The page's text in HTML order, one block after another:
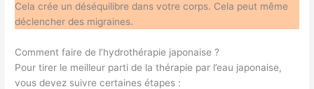
Cela crée un déséquilibre dans votre corps. Cela peut même
déclencher des migraines.
Comment faire de l’hydrothérapie japonaise ?
Pour tirer le meilleur parti de la thérapie par l’eau japonaise,
vous devez suivre certaines étapes :